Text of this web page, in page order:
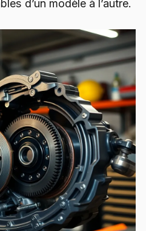
d’un modèle à l’autre.